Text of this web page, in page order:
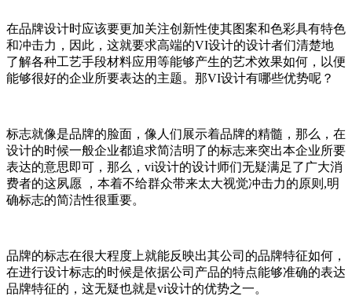
在品牌设计时应该要更加关注创新性使其图案和色彩具有特色
和冲击力，因此，这就要求高端的VI设计的设计者们清楚地
了解各种工艺手段材料应用等能够产生的艺术效果如何，以便
能够很好的企业所要表达的主题。那VI设计有哪些优势呢？
标志就像是品牌的脸面，像人们展示着品牌的精髓，那么，在
设计的时候一般企业都追求简洁明了的标志来突出本企业所要
表达的意思即可，那么，vi设计的设计师们无疑满足了广大消
费者的这夙愿 ，本着不给群众带来太大视觉冲击力的原则,明
确标志的简洁性很重要。
品牌的标志在很大程度上就能反映出其公司的品牌特征如何，
在进行设计标志的时候是依据公司产品的特点能够准确的表达
品牌特征的，这无疑也就是vi设计的优势之一。